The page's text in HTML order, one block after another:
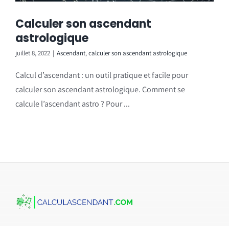
Calculer son ascendant
astrologique
juillet 8, 2022 | Ascendant,calculer son ascendant astrologique
Calcul d’ascendant : un outil pratique et facile pour
calculer son ascendant astrologique. Comment se
calcule l’ascendant astro ? Pour ...